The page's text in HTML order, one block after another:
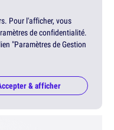
Pour l'afficher, vous
de confidentialité.
"Paramètres de Gestion
& afficher